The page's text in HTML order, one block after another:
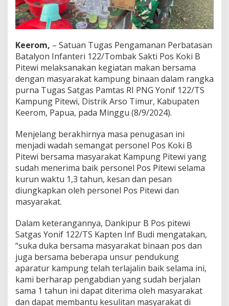
t
e
w
L
a
k
s
a
n
a
k
a
P
e
p
i
s
a
S
e
r
t
a
M
a
k
a
Keerom, – Satuan Tugas Pengamanan Perbatasan
Batalyon Infanteri 122/Tombak Sakti Pos Koki B
Pitewi melaksanakan kegiatan makan bersama
dengan masyarakat kampung binaan dalam rangka
purna Tugas Satgas Pamtas RI PNG Yonif 122/TS
Kampung Pitewi, Distrik Arso Timur, Kabupaten
Keerom, Papua, pada Minggu (8/9/2024).
Menjelang berakhirnya masa penugasan ini
menjadi wadah semangat personel Pos Koki B
Pitewi bersama masyarakat Kampung Pitewi yang
sudah menerima baik personel Pos Pitewi selama
kurun waktu 1,3 tahun, kesan dan pesan
diungkapkan oleh personel Pos Pitewi dan
masyarakat.
Dalam keterangannya, Dankipur B Pos pitewi
Satgas Yonif 122/TS Kapten Inf Budi mengatakan,
“suka duka bersama masyarakat binaan pos dan
juga bersama beberapa unsur pendukung
aparatur kampung telah terlajalin baik selama ini,
kami berharap pengabdian yang sudah berjalan
sama 1 tahun ini dapat diterima oleh masyarakat
dan dapat membantu kesulitan masyarakat di